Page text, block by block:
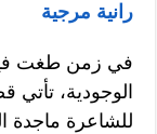
رانية مرجية
في زمن طغت فيه
الوجودية،
للشاعرة ماجدة